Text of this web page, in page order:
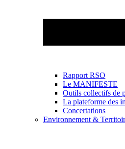
Rapport RSO
Le MANIFESTE
Outils collectifs de
La plateforme des
Concertations
Environnement &